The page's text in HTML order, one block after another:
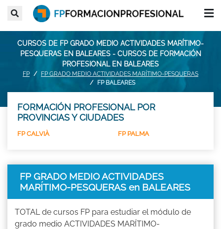
CURSOS DE FP GRADO MEDIO ACTIVIDADES MARÍTIMO-
PESQUERAS EN BALEARES - CURSOS DE FORMACIÓN
PROFESIONAL EN BALEARES
FP
FP GRADO MEDIO ACTIVIDADES MARÍTIMO-PESQUERAS
FP BALEARES
FORMACIÓN PROFESIONAL POR
PROVINCIAS Y CIUDADES
FP CALVIÀ FP PALMA
FP GRADO MEDIO ACTIVIDADES
MARÍTIMO-PESQUERAS en BALEARES
TOTAL de cursos FP para estudiar el módulo de
grado medio ACTIVIDADES MARÍTIMO-